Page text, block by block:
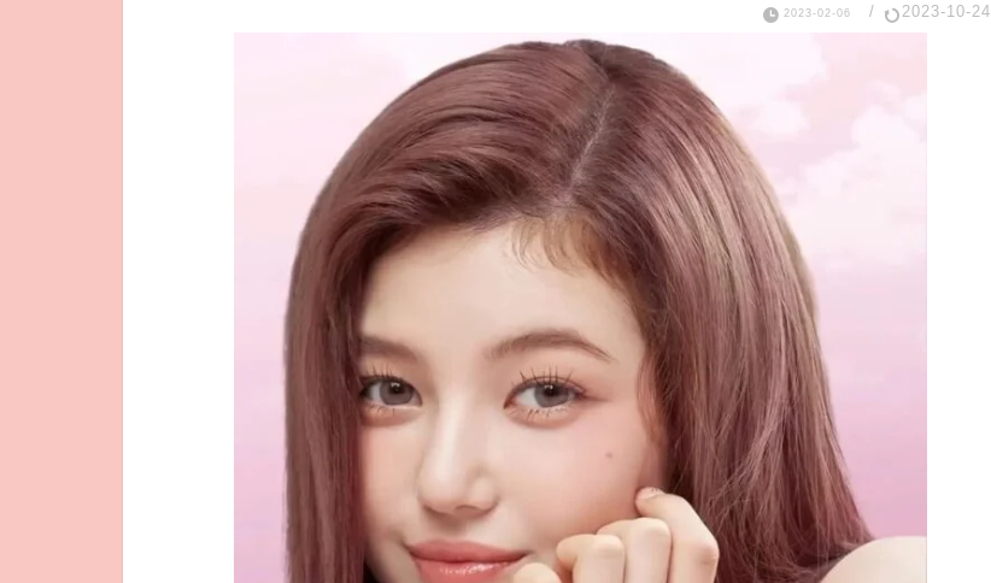
2023-02-06 / 2023-10-24